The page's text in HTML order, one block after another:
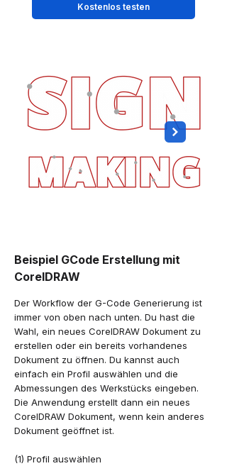
Kostenlos testen
Beispiel GCode Erstellung mit
CorelDRAW
Der Workflow der G-Code Generierung ist
immer von oben nach unten. Du hast die
Wahl, ein neues CorelDRAW Dokument zu
erstellen oder ein bereits vorhandenes
Dokument zu öffnen. Du kannst auch
einfach ein Profil auswählen und die
Abmessungen des Werkstücks eingeben.
Die Anwendung erstellt dann ein neues
CorelDRAW Dokument, wenn kein anderes
Dokument geöffnet ist.
(1) Profil auswählen